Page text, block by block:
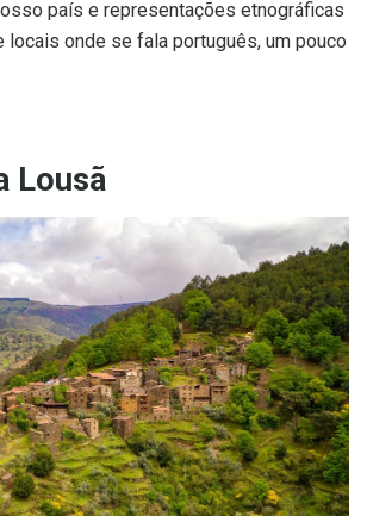
país e representações etnográficas
locais onde se fala português, um pouco
Lousã